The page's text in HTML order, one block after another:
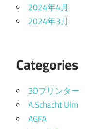
2024年4月
2024年3月
Categories
3Dプリンター
A.Schacht Ulm
AGFA